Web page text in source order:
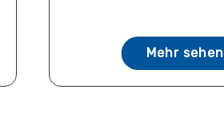
Mehr sehen